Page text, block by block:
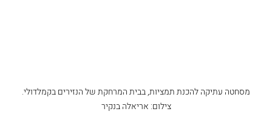
מסחטה עתיקה להכנת תמציות, בבית המרחקת של הנזירים בקמלדולי.
צילום: אריאלה בנקיר